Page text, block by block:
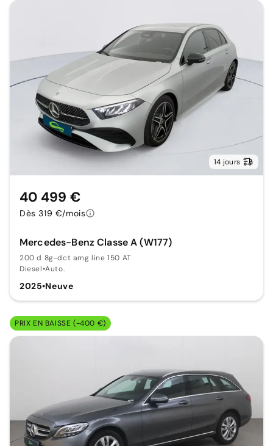
14 jours
Mercedes-Benz Classe A (W177)
200 d 8g-dct amg line 150 AT
Diesel•Auto.
2025•Neuve
40 499 €
Dès 319 €/mois
PRIX EN BAISSE (-400 €)